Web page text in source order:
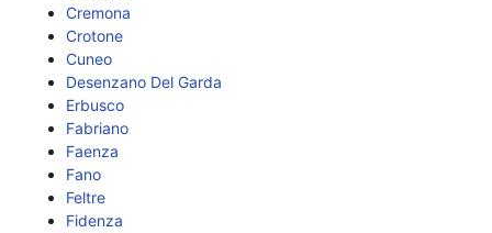
Cremona
Crotone
Cuneo
Desenzano Del Garda
Erbusco
Fabriano
Faenza
Fano
Feltre
Fidenza